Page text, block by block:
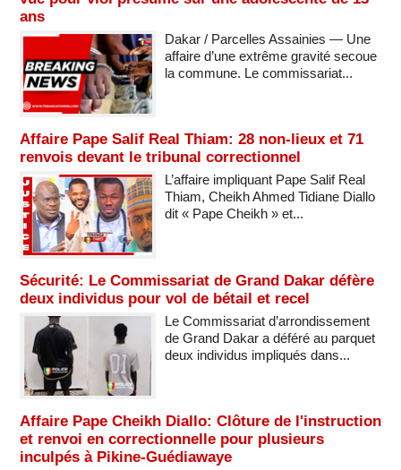
ans
Dakar / Parcelles Assainies — Une
affaire d’une extrême gravité secoue
la commune. Le commissariat...
Affaire Pape Salif Real Thiam: 28 non-lieux et 71
renvois devant le tribunal correctionnel
L’affaire impliquant Pape Salif Real
Thiam, Cheikh Ahmed Tidiane Diallo
dit « Pape Cheikh » et...
Sécurité: Le Commissariat de Grand Dakar défère
deux individus pour vol de bétail et recel
Le Commissariat d’arrondissement
de Grand Dakar a déféré au parquet
deux individus impliqués dans...
Affaire Pape Cheikh Diallo: Clôture de l'instruction
et renvoi en correctionnelle pour plusieurs
inculpés à Pikine-Guédiawaye